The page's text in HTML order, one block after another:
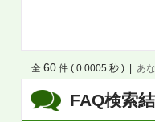
FAQ検索結
全 60 件 ( 0.0005 秒 ) あ